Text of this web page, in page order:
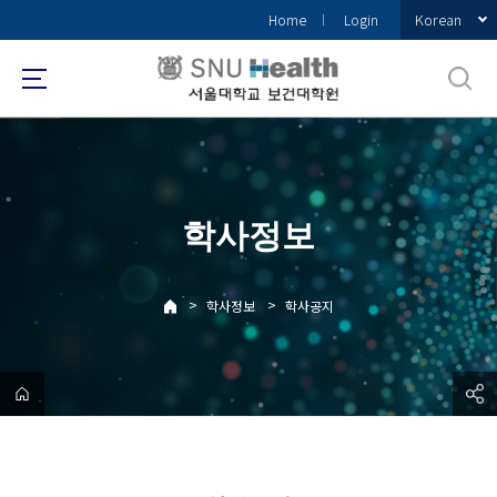
로
메
Home Login Korean
학사정보
> 학사정보 > 학사공지